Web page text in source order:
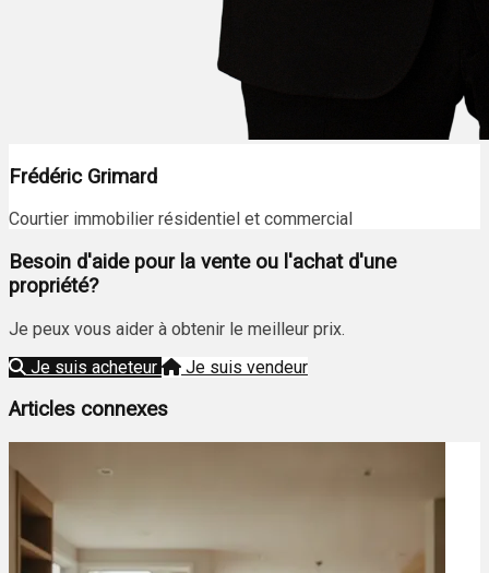
Frédéric Grimard
Courtier immobilier résidentiel et commercial
Besoin d'aide pour la vente ou l'achat d'une
propriété?
Je peux vous aider à obtenir le meilleur prix.
Je suis acheteur
Je suis vendeur
Articles connexes